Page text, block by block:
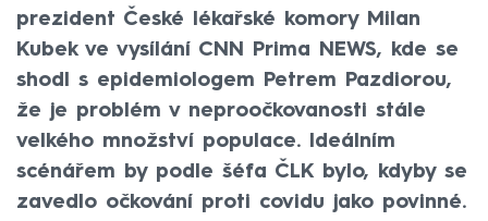
prezident České lékařské komory Milan
Kubek ve vysílání CNN Prima NEWS, kde se
shodl s epidemiologem Petrem Pazdiorou,
že je problém v neproočkovanosti stále
velkého množství populace. Ideálním
scénářem by podle šéfa ČLK bylo, kdyby se
zavedlo očkování proti covidu jako povinné.